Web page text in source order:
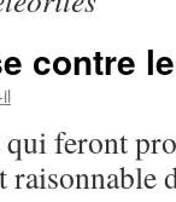
contre
feront
raisonnable